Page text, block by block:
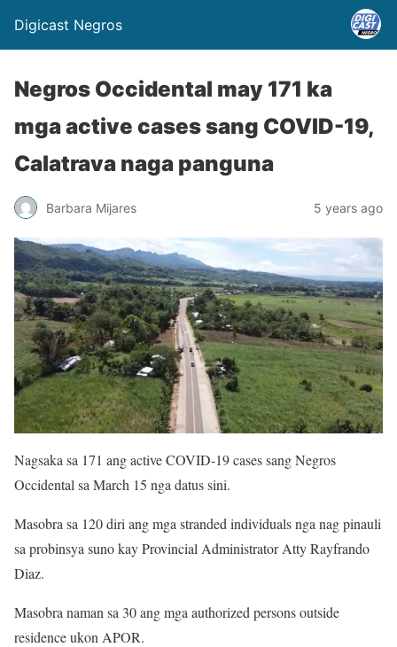
Digicast Negros
Negros Occidental may 171 ka
mga active cases sang COVID-19,
Calatrava naga panguna
Barbara Mijares 5 years ago
Nagsaka sa 171 ang active COVID-19 cases sang Negros
Occidental sa March 15 nga datus sini.
Masobra sa 120 diri ang mga stranded individuals nga nag pinauli
sa probinsya suno kay Provincial Administrator Atty Rayfrando
Diaz.
Masobra naman sa 30 ang mga authorized persons outside
residence ukon APOR.